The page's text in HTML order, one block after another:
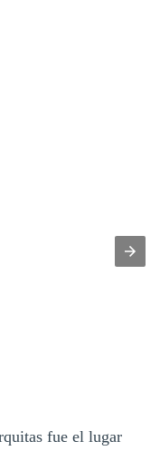
fue el lugar